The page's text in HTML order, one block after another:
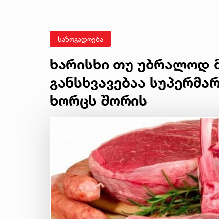
საზოგადოება
ხარისხი თუ უბრალოდ
განსხვავებაა
ხორცს შორის